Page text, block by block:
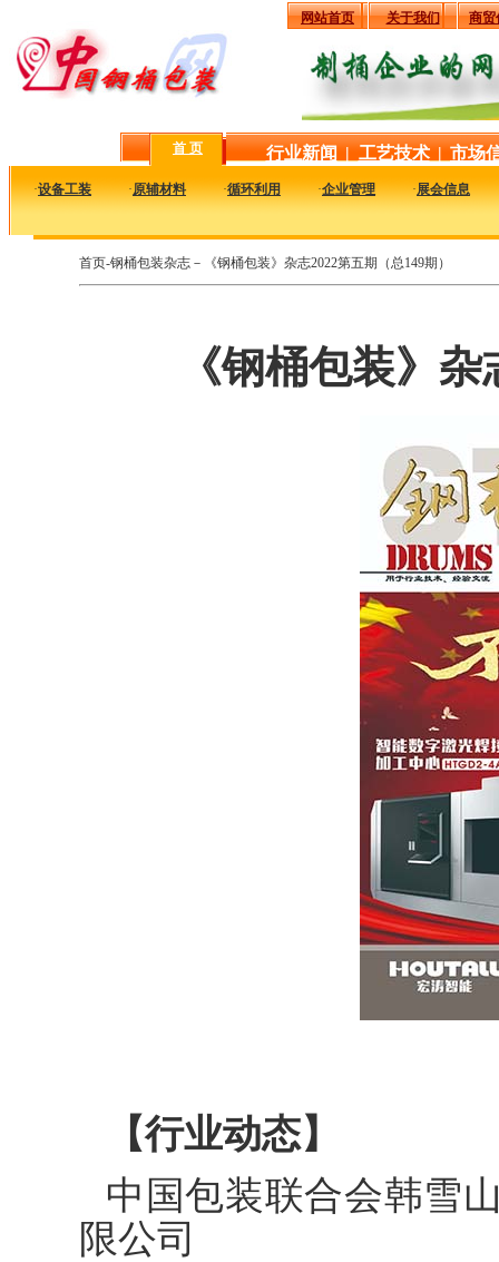
网站首页 关于我们 商贸
首 页 行业新闻 | 工艺技术 | 市场
·设备工装 ·原辅材料 ·循环利用 ·企业管理 ·展会信息
首页-钢桶包装杂志－《钢桶包装》杂志2022第五期（总149期）
《钢桶包装》
【行业动态】
中国包装联合会韩雪
限公司